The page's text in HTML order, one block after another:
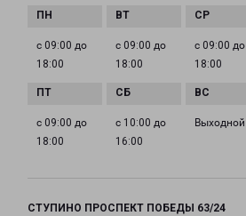
с 09:00 до
18:00
с 09:00 до
18:00
с 09:00 до
18:00
с 09:00 до
18:00
с 10:00 до
16:00
Выходной
СТУПИНО ПРОСПЕКТ ПОБЕДЫ 63/24